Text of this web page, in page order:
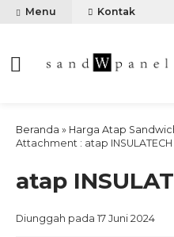
Menu Kontak
Beranda » Harga Atap
Attachment : atap INSULATECH
atap
Diunggah pada 17 Juni 2024